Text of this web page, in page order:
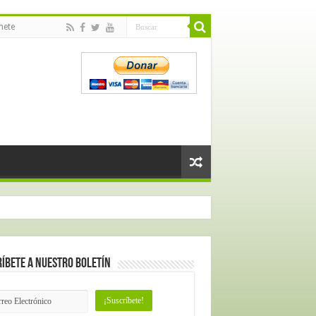
a nuestro Boletín